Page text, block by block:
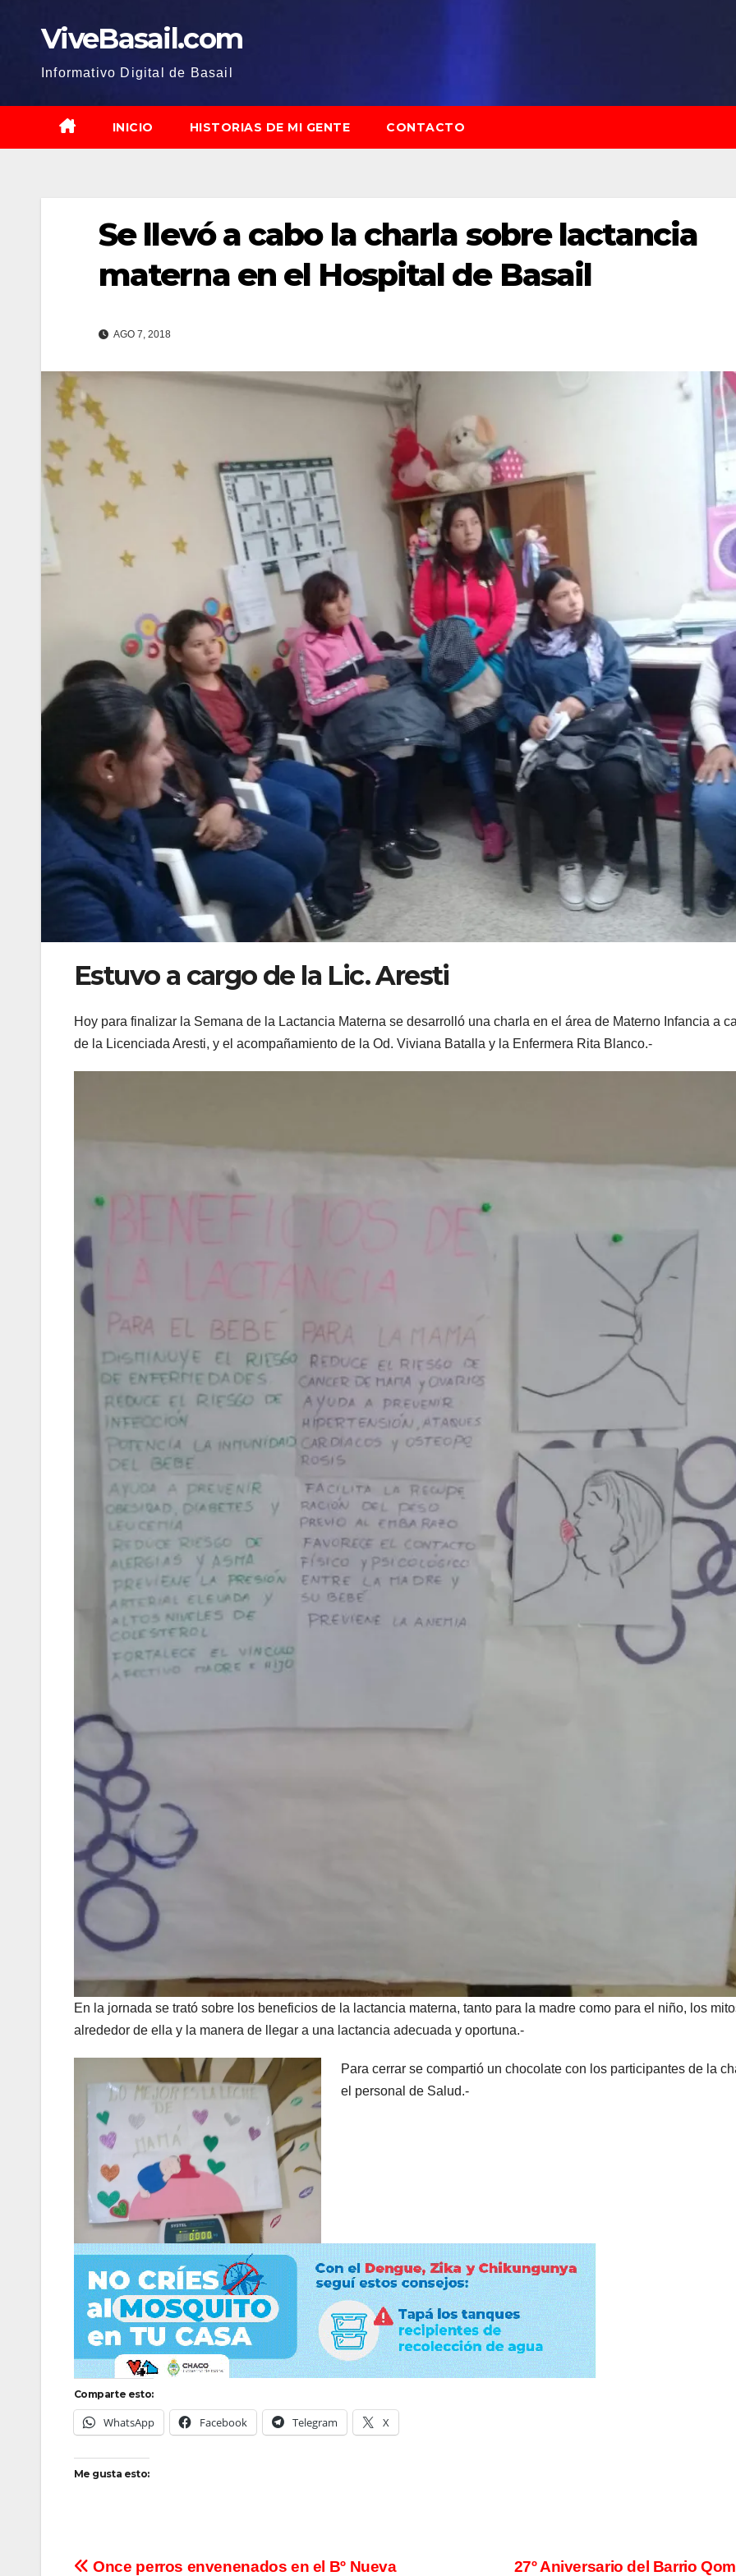
ViveBasail.com
Informativo Digital de Basail
INICIO HISTORIAS DE MI GENTE CONTACTO
Se llevó a cabo la charla sobre lactancia
materna en el Hospital de Basail
AGO 7, 2018
Estuvo a cargo de la Lic. Aresti
Hoy para finalizar la Semana de la Lactancia Materna se desarrolló una charla en el área de Materno Infancia a
de la Licenciada Aresti, y el acompañamiento de la Od. Viviana Batalla y la Enfermera Rita Blanco.-
En la jornada se trató sobre los beneficios de la lactancia materna, tanto para la madre como para el niño, los
alrededor de ella y la manera de llegar a una lactancia adecuada y oportuna.-
Para cerrar se compartió un chocolate con los participantes de la
el personal de Salud.-
Comparte esto:
WhatsApp Facebook Telegram X
Me gusta esto:
27º Aniversario del Barrio
Once perros envenenados en el Bº Nueva